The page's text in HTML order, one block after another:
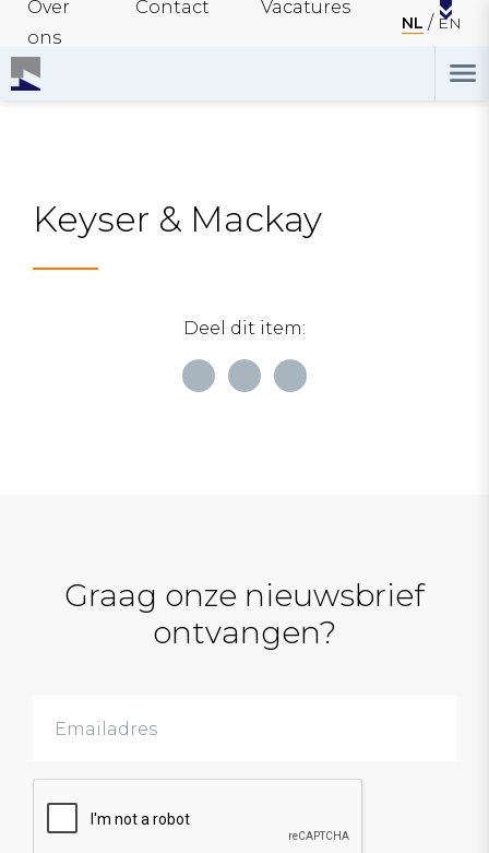
Over
ons
Contact Vacatures
NL EN
Keyser & Mackay
Deel dit item:
Graag onze nieuwsbrief
ontvangen?